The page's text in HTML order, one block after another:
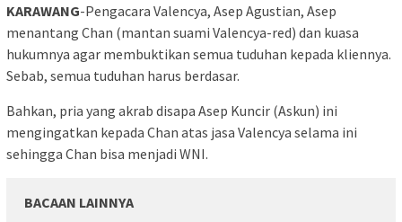
KARAWANG-Pengacara Valencya, Asep Agustian, Asep
menantang Chan (mantan suami Valencya-red) dan kuasa
hukumnya agar membuktikan semua tuduhan kepada kliennya.
Sebab, semua tuduhan harus berdasar.
Bahkan, pria yang akrab disapa Asep Kuncir (Askun) ini
mengingatkan kepada Chan atas jasa Valencya selama ini
sehingga Chan bisa menjadi WNI.
BACAAN LAINNYA